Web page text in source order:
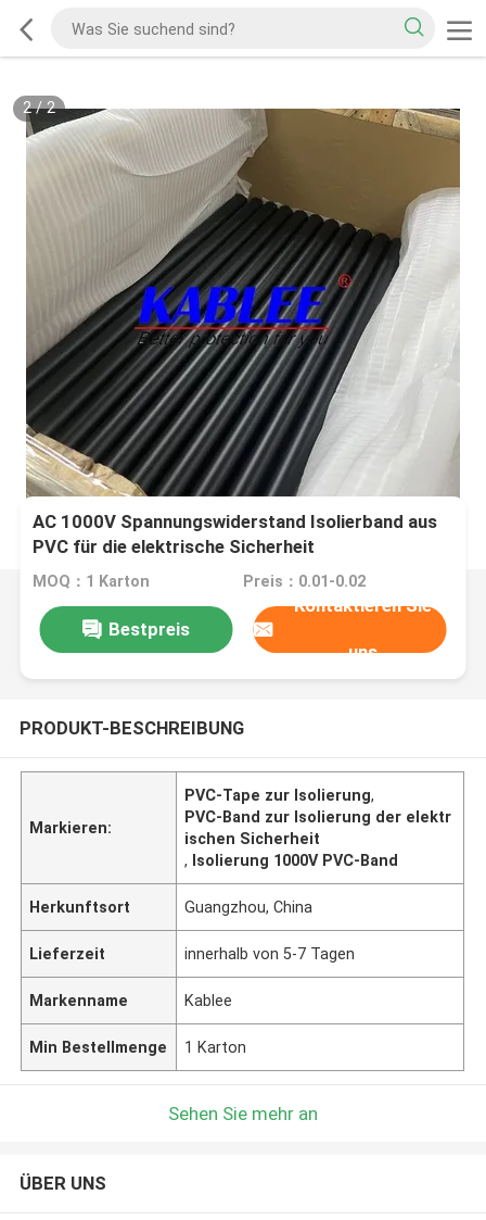
2/2
AC 1000V Spannungswiderstand Isolierband aus
PVC für die elektrische Sicherheit
MOQ：1 Karton Preis：0.01-0.02
Bestpreis
Kontaktieren Sie
uns
PRODUKT-BESCHREIBUNG
Markieren:
PVC-Tape zur Isolierung,
PVC-Band zur Isolierung der elektr
ischen Sicherheit
, Isolierung 1000V PVC-Band
Herkunftsort Guangzhou, China
Lieferzeit innerhalb von 5-7 Tagen
Markenname Kablee
Min Bestellmenge 1 Karton
Sehen Sie mehr an
ÜBER UNS